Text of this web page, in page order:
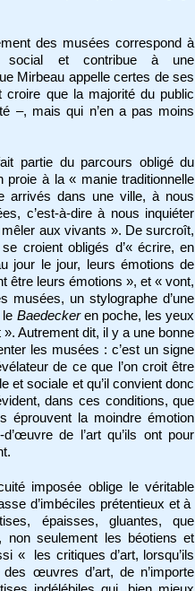
des musées correspond à
social et contribue à une
Mirbeau appelle certes de ses
que la majorité du public
–, mais qui n’en a pas moins
partie du parcours obligé du
proie à la « manie traditionnelle
arrivés dans une ville, à nous
c’est-à-dire à nous inquiéter
aux vivants ». De surcroît,
croient obligés d’« écrire, en
jour le jour, leurs émotions de
être leurs émotions », et « vont,
musées, un stylographe d’une
le Baedeckeren poche, les yeux
». Autrement dit, il y a une bonne
les musées : c’est un signe
de ce que l’on croit être
et sociale et qu’il convient donc
dans ces conditions, que
éprouvent la moindre émotion
de l’art qu’ils ont pour
imposée oblige le véritable
d’imbéciles prétentieux et à
épaisses, gluantes, que
non seulement les béotiens et
« les critiques d’art, lorsqu’ils
œuvres d’art, de n’importe